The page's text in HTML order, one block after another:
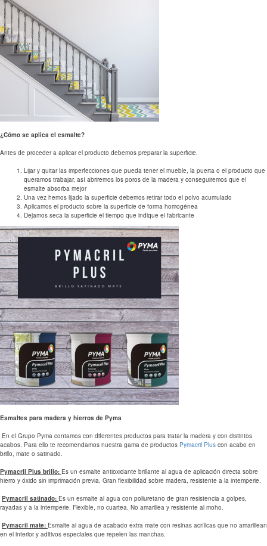
¿Cómo se aplica el esmalte?
Antes de proceder a aplicar el producto debemos preparar la superficie.
Lijar y quitar las imperfecciones que pueda tener el mueble, la puerta o el producto que
queramos trabajar, así abriremos los poros de la madera y conseguiremos que el
esmalte absorba mejor
Una vez hemos lijado la superficie debemos retirar todo el polvo acumulado
Aplicamos el producto sobre la superficie de forma homogénea
Dejamos seca la superficie el tiempo que indique el fabricante
Esmaltes para madera y hierros de Pyma
En el Grupo Pyma contamos con diferentes productos para tratar la madera y con distintos
acabos. Para ello te recomendamos nuestra gama de productos Pymacril Plus con acabo en
brillo, mate o satinado.
Pymacril Plus brillo: Es un esmalte antioxidante brillante al agua de aplicación directa sobre
hierro y óxido sin imprimación previa. Gran flexibilidad sobre madera, resistente a la intemperie.
Pymacril satinado: Es un esmalte al agua con poliuretano de gran resistencia a golpes,
rayadas y a la intemperie. Flexible, no cuartea. No amarillea y resistente al moho.
Pymacril mate: Esmalte al agua de acabado extra mate con resinas acrílicas que no amarillean
en el interior y aditivos especiales que repelen las manchas.